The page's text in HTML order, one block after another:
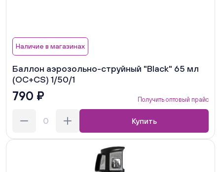
Наличие в магазинах
Баллон аэрозольно-струйный "Black" 65 мл
(OC+CS) 1/50/1
790 ₽ Получить оптовый прайс
Купить